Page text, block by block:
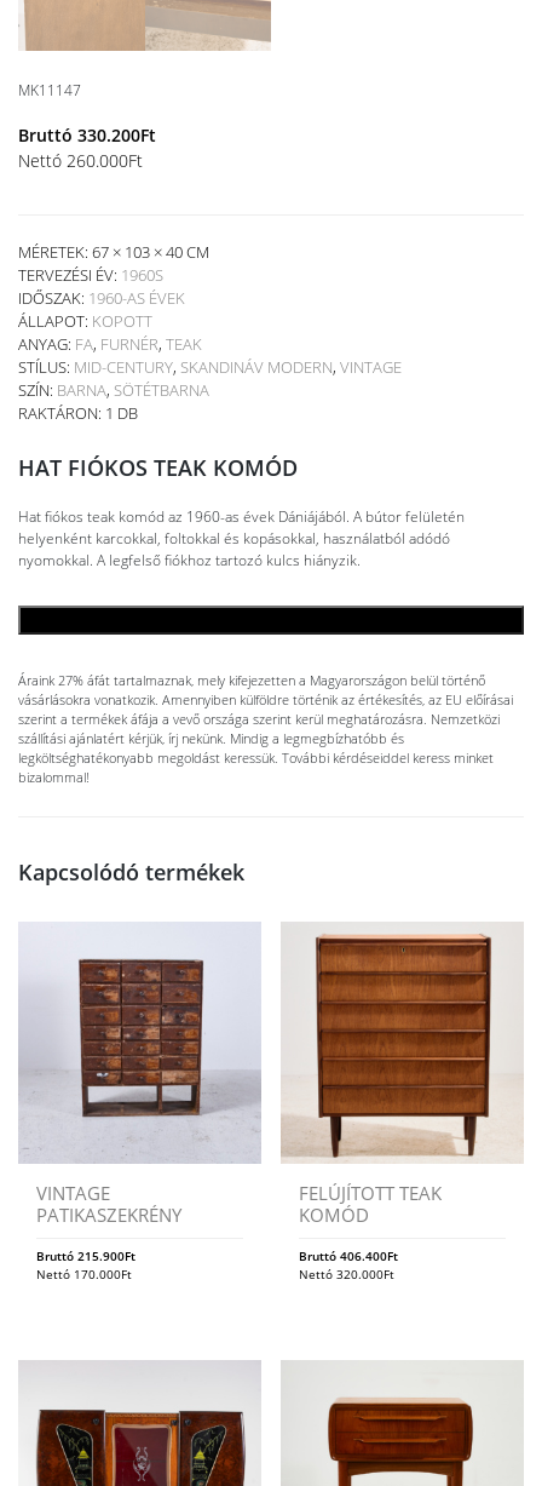
MK11147
Bruttó 330.200Ft
Nettó 260.000Ft
MÉRETEK: 67 × 103 × 40 CM
TERVEZÉSI ÉV: 1960S
IDŐSZAK: 1960-AS ÉVEK
ÁLLAPOT: KOPOTT
ANYAG: FA, FURNÉR, TEAK
STÍLUS: MID-CENTURY, SKANDINÁV MODERN, VINTAGE
SZÍN: BARNA, SÖTÉTBARNA
RAKTÁRON: 1 DB
HAT FIÓKOS TEAK KOMÓD
Hat fiókos teak komód az 1960-as évek Dániájából. A bútor felületén
helyenként karcokkal, foltokkal és kopásokkal, használatból adódó
nyomokkal. A legfelső fiókhoz tartozó kulcs hiányzik.
Áraink 27% áfát tartalmaznak, mely kifejezetten a Magyarországon belül történő
vásárlásokra vonatkozik. Amennyiben külföldre történik az értékesítés, az EU előírásai
szerint a termékek áfája a vevő országa szerint kerül meghatározásra. Nemzetközi
szállítási ajánlatért kérjük, írj nekünk. Mindig a legmegbízhatóbb és
legköltséghatékonyabb megoldást keressük. További kérdéseiddel keress minket
bizalommal!
Kapcsolódó termékek
VINTAGE
PATIKASZEKRÉNY
Bruttó 215.900Ft
Nettó 170.000Ft
FELÚJÍTOTT TEAK
KOMÓD
Bruttó406.400Ft
Nettó320.000Ft